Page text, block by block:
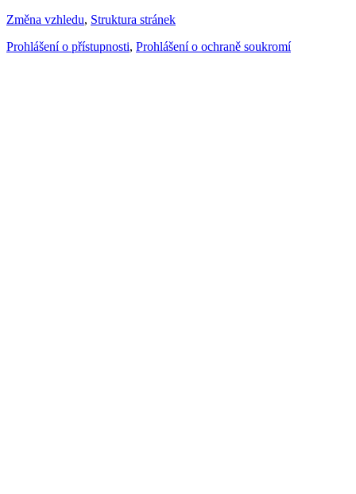
Změna vzhledu, Struktura stránek
Prohlášení o přístupnosti, Prohlášení o ochraně soukromí